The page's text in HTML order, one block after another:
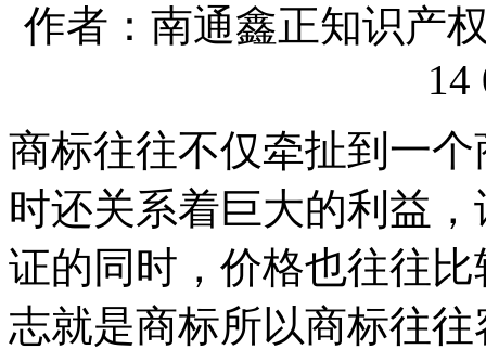
作者：南通鑫正知识产
14
商标往往不仅牵扯到一
时还关系着巨大的利益
证的同时，价格也往往
志就是商标所以商标往